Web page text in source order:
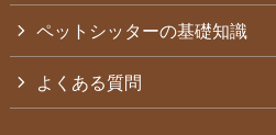
ペットシッターの基礎知識
よくある質問